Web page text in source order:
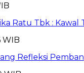
Ratu Tbk :
WIB
Refleksi